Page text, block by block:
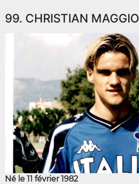
99. CHRISTIAN MAGGIO
Né le 11 février 1982